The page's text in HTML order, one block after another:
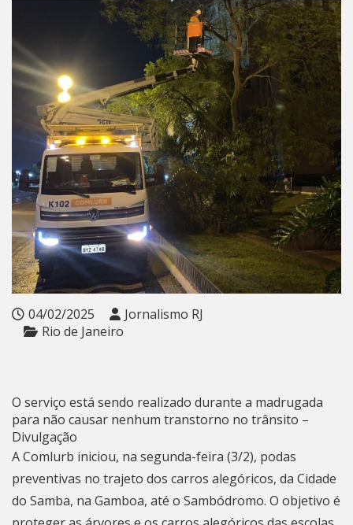
04/02/2025
Jornalismo RJ
Rio de Janeiro
O serviço está sendo realizado durante a madrugada
para não causar nenhum transtorno no trânsito –
Divulgação
A Comlurb iniciou, na segunda-feira (3/2), podas
preventivas no trajeto dos carros alegóricos, da Cidade
do Samba, na Gamboa, até o Sambódromo. O objetivo é